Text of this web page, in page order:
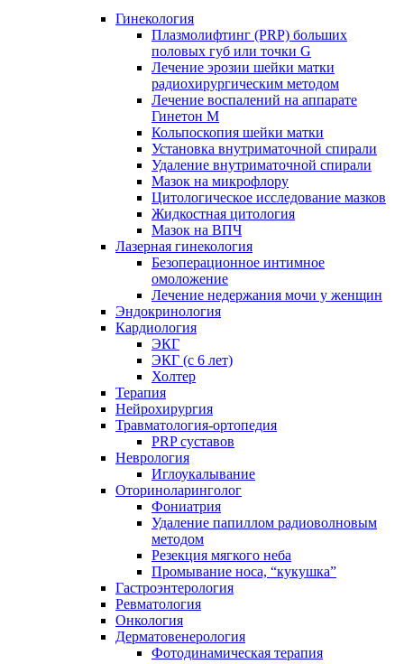
Гинекология
Плазмолифтинг (PRP) больших
половых губ или точки G
Лечение эрозии шейки матки
радиохирургическим методом
Лечение воспалений на аппарате
Гинетон М
Кольпоскопия шейки матки
Установка внутриматочной спирали
Удаление внутриматочной спирали
Мазок на микрофлору
Цитологическое исследование мазков
Жидкостная цитология
Мазок на ВПЧ
Лазерная гинекология
Безоперационное интимное
омоложение
Лечение недержания мочи у женщин
Эндокринология
Кардиология
ЭКГ
ЭКГ (с 6 лет)
Холтер
Терапия
Нейрохирургия
Травматология-ортопедия
PRP суставов
Неврология
Иглоукалывание
Оториноларинголог
Фониатрия
Удаление папиллом радиоволновым
методом
Резекция мягкого неба
Промывание носа, “кукушка”
Гастроэнтерология
Ревматология
Онкология
Дерматовенерология
Фотодинамическая терапия